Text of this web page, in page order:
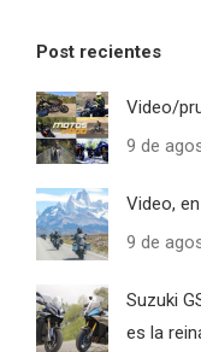
Post recientes
Video/
9 de
Video,
9 de
Suzuki
es la